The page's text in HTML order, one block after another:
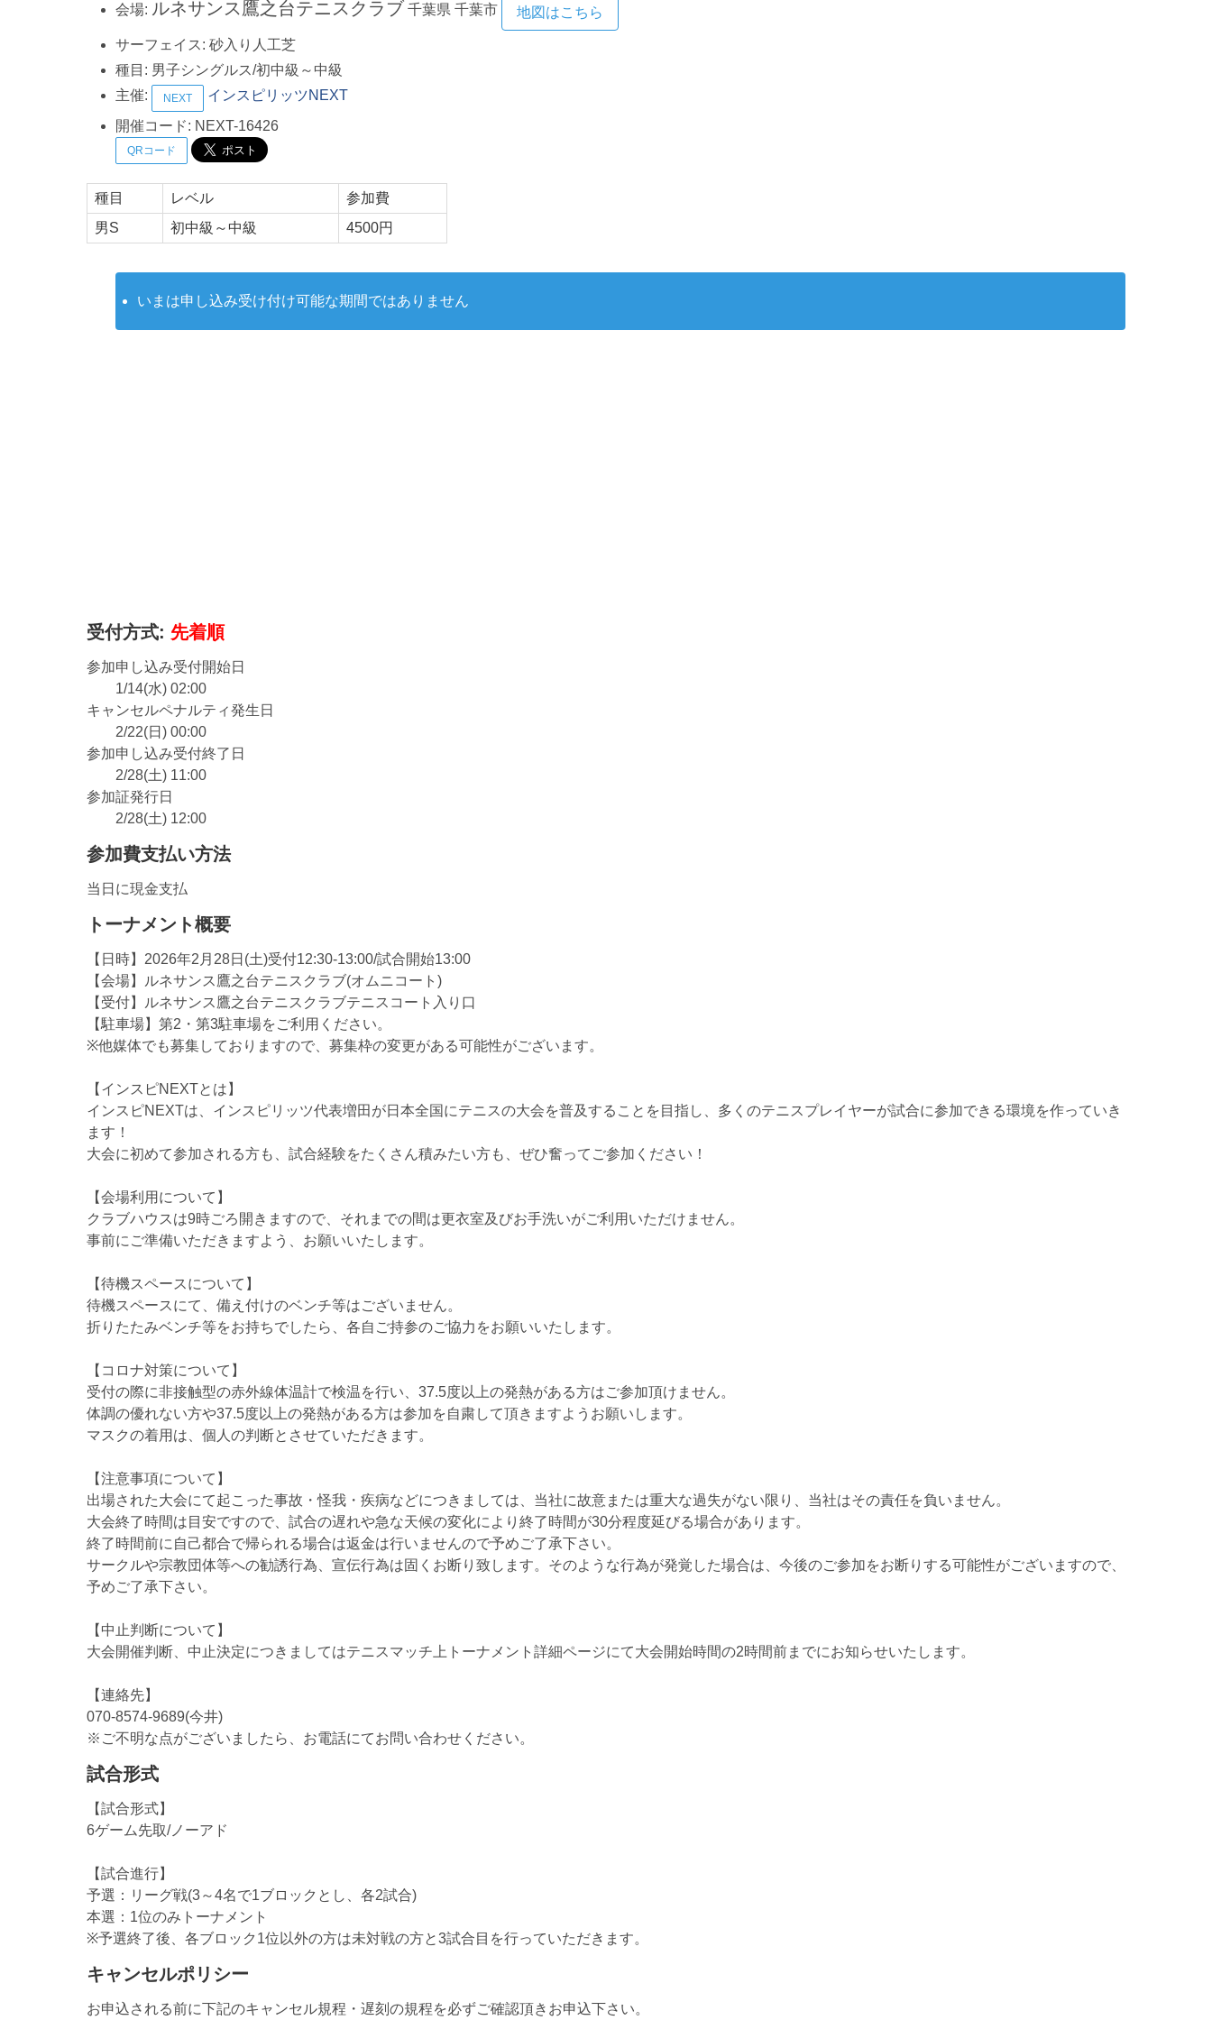
会場: ルネサンス鷹之台テニスクラブ 千葉県 千葉市 地図はこちら
サーフェイス: 砂入り人工芝
種目: 男子シングルス/初中級～中級
主催:
NEXT
インスピリッツNEXT
開催コード: NEXT-16426
QRコード
種目 レベル
参加費
男S
初中級～中級 4500円
いまは申し込み受け付け可能な期間ではありません
受付方式: 先着順
参加申し込み受付開始日
1/14(水) 02:00
キャンセルペナルティ発生日
2/22(日) 00:00
参加申し込み受付終了日
2/28(土) 11:00
参加証発行日
2/28(土) 12:00
参加費支払い方法
当日に現金支払
トーナメント概要
【日時】2026年2月28日(土)受付12:30-13:00/試合開始13:00
【会場】ルネサンス鷹之台テニスクラブ(オムニコート)
【受付】ルネサンス鷹之台テニスクラブテニスコート入り口
【駐車場】第2・第3駐車場をご利用ください。
※他媒体でも募集しておりますので、募集枠の変更がある可能性がございます。
【インスピNEXTとは】
インスピNEXTは、インスピリッツ代表増田が日本全国にテニスの大会を普及することを目指し、多くのテニスプレイヤーが試合に参加できる環境を作っていき
ます！
大会に初めて参加される方も、試合経験をたくさん積みたい方も、ぜひ奮ってご参加ください！
【会場利用について】
クラブハウスは9時ごろ開きますので、それまでの間は更衣室及びお手洗いがご利用いただけません。
事前にご準備いただきますよう、お願いいたします。
【待機スペースについて】
待機スペースにて、備え付けのベンチ等はございません。
折りたたみベンチ等をお持ちでしたら、各自ご持参のご協力をお願いいたします。
【コロナ対策について】
受付の際に非接触型の赤外線体温計で検温を行い、37.5度以上の発熱がある方はご参加頂けません。
体調の優れない方や37.5度以上の発熱がある方は参加を自粛して頂きますようお願いします。
マスクの着用は、個人の判断とさせていただきます。
【注意事項について】
出場された大会にて起こった事故・怪我・疾病などにつきましては、当社に故意または重大な過失がない限り、当社はその責任を負いません。
大会終了時間は目安ですので、試合の遅れや急な天候の変化により終了時間が30分程度延びる場合があります。
終了時間前に自己都合で帰られる場合は返金は行いませんので予めご了承下さい。
サークルや宗教団体等への勧誘行為、宣伝行為は固くお断り致します。そのような行為が発覚した場合は、今後のご参加をお断りする可能性がございますので、
予めご了承下さい。
【中止判断について】
大会開催判断、中止決定につきましてはテニスマッチ上トーナメント詳細ページにて大会開始時間の2時間前までにお知らせいたします。
【連絡先】
070-8574-9689(今井)
※ご不明な点がございましたら、お電話にてお問い合わせください。
試合形式
【試合形式】
6ゲーム先取/ノーアド
【試合進行】
予選：リーグ戦(3～4名で1ブロックとし、各2試合)
本選：1位のみトーナメント
※予選終了後、各ブロック1位以外の方は未対戦の方と3試合目を行っていただきます。
キャンセルポリシー
お申込される前に下記のキャンセル規程・遅刻の規程を必ずご確認頂きお申込下さい。